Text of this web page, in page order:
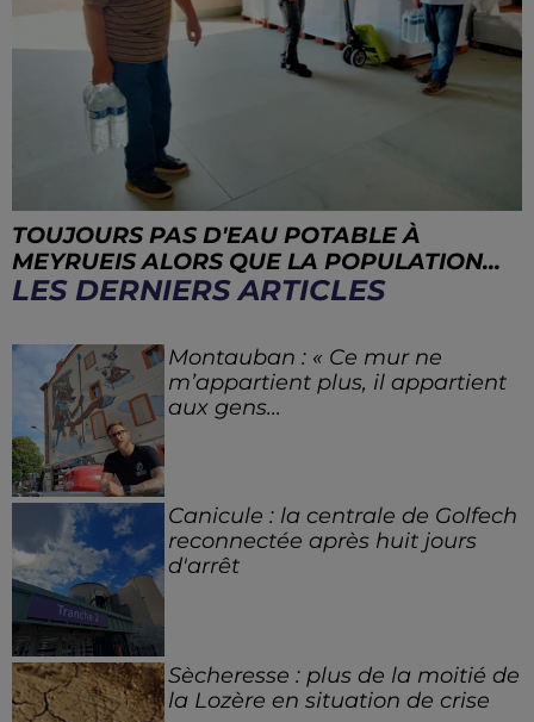
TOUJOURS PAS D'EAU POTABLE À
MEYRUEIS ALORS QUE LA POPULATION...
LES DERNIERS ARTICLES
Montauban : « Ce mur ne
m’appartient plus, il appartient
aux gens...
Canicule : la centrale de Golfech
reconnectée après huit jours
d'arrêt
Sècheresse : plus de la moitié de
la Lozère en situation de crise